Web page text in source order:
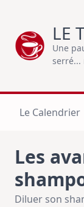
content
LE
Une
serré...
Le Calendrier
Les
Diluer son